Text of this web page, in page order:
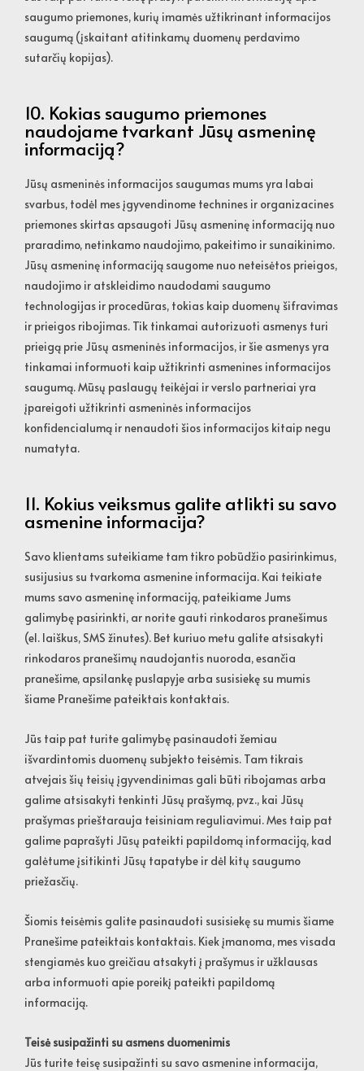
saugumo priemones, kurių imamės užtikrinant informacijos
saugumą (įskaitant atitinkamų duomenų perdavimo
sutarčių kopijas).
10. Kokias saugumo priemones
naudojame tvarkant Jūsų asmeninę
informaciją?
Jūsų asmeninės informacijos saugumas mums yra labai
svarbus, todėl mes įgyvendinome technines ir organizacines
priemones skirtas apsaugoti Jūsų asmeninę informaciją nuo
praradimo, netinkamo naudojimo, pakeitimo ir sunaikinimo.
Jūsų asmeninę informaciją saugome nuo neteisėtos prieigos,
naudojimo ir atskleidimo naudodami saugumo
technologijas ir procedūras, tokias kaip duomenų šifravimas
ir prieigos ribojimas. Tik tinkamai autorizuoti asmenys turi
prieigą prie Jūsų asmeninės informacijos, ir šie asmenys yra
tinkamai informuoti kaip užtikrinti asmenines informacijos
saugumą. Mūsų paslaugų teikėjai ir verslo partneriai yra
įpareigoti užtikrinti asmeninės informacijos
konfidencialumą ir nenaudoti šios informacijos kitaip negu
numatyta.
11. Kokius veiksmus galite atlikti su savo
asmenine informacija?
Savo klientams suteikiame tam tikro pobūdžio pasirinkimus,
susijusius su tvarkoma asmenine informacija. Kai teikiate
mums savo asmeninę informaciją, pateikiame Jums
galimybę pasirinkti, ar norite gauti rinkodaros pranešimus
(el. laiškus, SMS žinutes). Bet kuriuo metu galite atsisakyti
rinkodaros pranešimų naudojantis nuoroda, esančia
pranešime, apsilankę puslapyje arba susisiekę su mumis
šiame Pranešime pateiktais kontaktais.
Jūs taip pat turite galimybę pasinaudoti žemiau
išvardintomis duomenų subjekto teisėmis. Tam tikrais
atvejais šių teisių įgyvendinimas gali būti ribojamas arba
galime atsisakyti tenkinti Jūsų prašymą, pvz., kai Jūsų
prašymas prieštarauja teisiniam reguliavimui. Mes taip pat
galime paprašyti Jūsų pateikti papildomą informaciją, kad
galėtume įsitikinti Jūsų tapatybe ir dėl kitų saugumo
priežasčių.
Šiomis teisėmis galite pasinaudoti susisiekę su mumis šiame
Pranešime pateiktais kontaktais. Kiek įmanoma, mes visada
stengiamės kuo greičiau atsakyti į prašymus ir užklausas
arba informuoti apie poreikį pateikti papildomą
informaciją.
Teisė susipažinti su asmens duomenimis
Jūs turite teisę susipažinti su savo asmenine informacija,